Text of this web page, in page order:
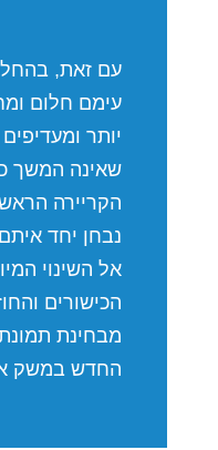
עם זאת,
עימם חלום
יותר
שאינה המשך
הקריירה
נבחן יחד
אל השינוי
הכישורים
מבחינת
החדש במשק